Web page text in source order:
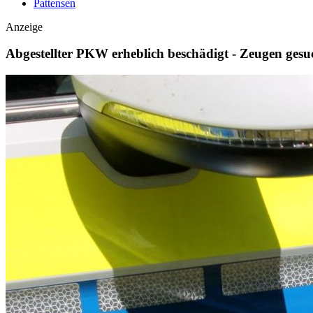
Pattensen
Anzeige
Abgestellter PKW erheblich beschädigt - Zeugen